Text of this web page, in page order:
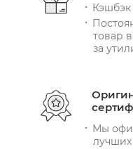
Кэшбэк
товар
за
Мы